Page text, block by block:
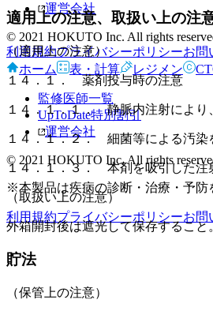
適用上の注意、取扱い上の注
（適用上の注意）
１４．１． 薬剤投与時の注意
１４．１．１． 静脈内注射により
１４．１．２． 細菌等による汚染
１４．１．３． 本剤を吸引した注
（取扱い上の注意）
外箱開封後は遮光して保存すること
貯法
（保管上の注意）
運営会社
© 2021 HOKUTO Inc. All rights
利用規約プライバシーポリシーお問
ホーム
表・計算 レジメン
監修医師一覧
UpToDate特別割引
運営会社
© 2021 HOKUTO Inc. All rights
※本製品は疾病の診断・治療・予防
利用規約プライバシーポリシーお問